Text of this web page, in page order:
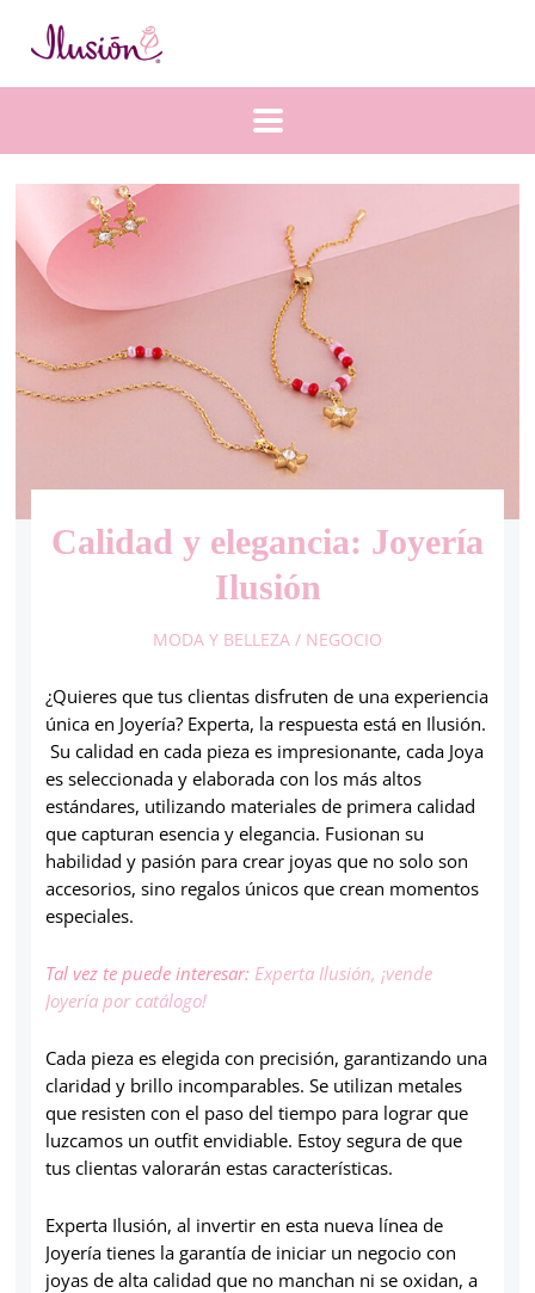
Calidad y elegancia: Joyería
Ilusión
MODA Y BELLEZA / NEGOCIO
¿Quieres que tus clientas disfruten de una experiencia
única en Joyería? Experta, la respuesta está en Ilusión.
Su calidad en cada pieza es impresionante, cada Joya
es seleccionada y elaborada con los más altos
estándares, utilizando materiales de primera calidad
que capturan esencia y elegancia. Fusionan su
habilidad y pasión para crear joyas que no solo son
accesorios, sino regalos únicos que crean momentos
especiales.
Tal vez te puede interesar: Experta Ilusión, ¡vende
Joyería por catálogo!
Cada pieza es elegida con precisión, garantizando una
claridad y brillo incomparables. Se utilizan metales
que resisten con el paso del tiempo para lograr que
luzcamos un outfit envidiable. Estoy segura de que
tus clientas valorarán estas características.
Experta Ilusión, al invertir en esta nueva línea de
Joyería tienes la garantía de iniciar un negocio con
joyas de alta calidad que no manchan ni se oxidan, a